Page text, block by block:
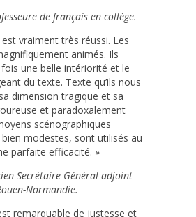
de français en collège.
vraiment très réussi. Les
animés. Ils
une belle intériorité et le
du texte. Texte qu’ils nous
dimension tragique et sa
et paradoxalement
scénographiques
modestes, sont utilisés au
parfaite efficacité. »
Secrétaire Général adjoint
Normandie.
remarquable de justesse et